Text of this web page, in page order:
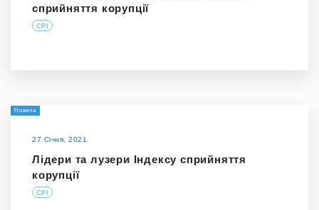
сприйняття корупції
CPI
Новина
27 Січня, 2021
Лідери та лузери Індексу сприйняття
корупції
CPI